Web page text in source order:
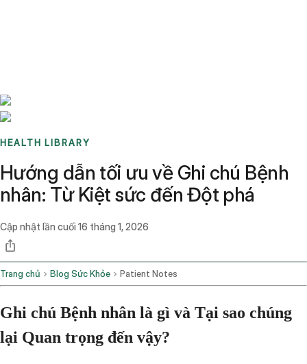
HEALTH LIBRARY
Hướng dẫn tối ưu về Ghi chú Bệnh
nhân: Từ Kiệt sức đến Đột phá
Cập nhật lần cuối 16 tháng 1, 2026
Trang chủ Blog Sức Khỏe Patient Notes
Ghi chú Bệnh nhân là gì và Tại sao chúng
lại Quan trọng đến vậy?